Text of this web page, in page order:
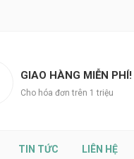
GIAO HÀNG MIỄN PHÍ!
Cho hóa đơn trên 1 triệu
TIN TỨC LIÊN HỆ